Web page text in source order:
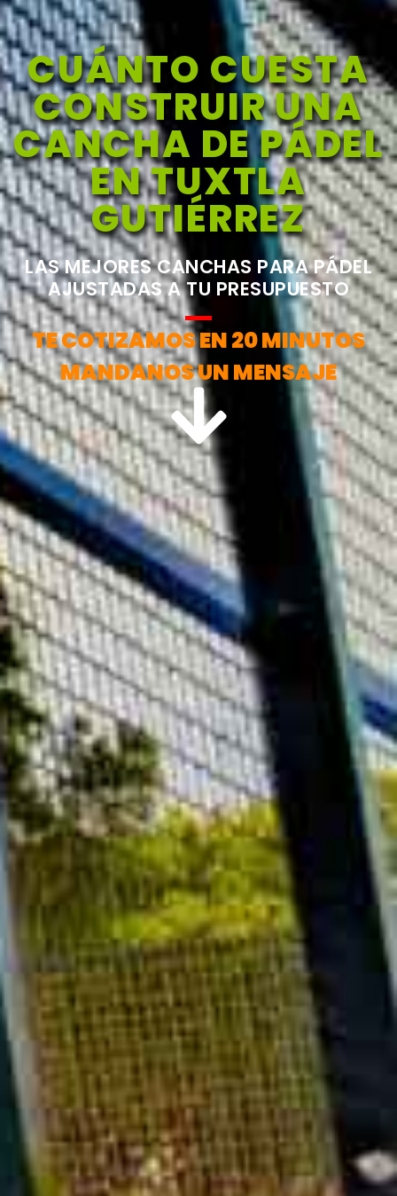
CUÁNTO CUESTA
CONSTRUIR UNA
CANCHA DE PÁDEL
EN TUXTLA
GUTIÉRREZ
LAS MEJORES CANCHAS PARA PÁDEL
AJUSTADAS A TU PRESUPUESTO
TE COTIZAMOS EN 20 MINUTOS
MANDANOS UN MENSAJE